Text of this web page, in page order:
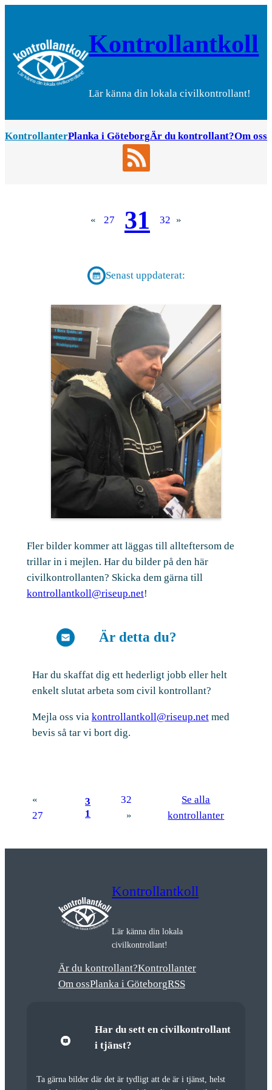
innehåll
Kontrollantkoll
Lär känna din lokala civilkontrollant!
KontrollanterPlanka i GöteborgÄr du kontrollant?Om oss
« 27 31 32 »
Senast uppdaterat:
Fler bilder kommer att läggas till allteftersom de
trillar in i mejlen. Har du bilder på den här
civilkontrollanten? Skicka dem gärna till
kontrollantkoll@riseup.net!
Är detta du?
Har du skaffat dig ett hederligt jobb eller helt
enkelt slutat arbeta som civil kontrollant?
Mejla oss via kontrollantkoll@riseup.netmed
bevis så tar vi bort dig.
«
27
3
1
32
»
Se alla
kontrollanter
Kontrollantkoll
Lär känna din lokala
civilkontrollant!
Är du kontrollant?Kontrollanter
Om ossPlanka i GöteborgRSS
Har du sett en civilkontrollant
i tjänst?
Ta gärna bilder där det är tydligt att de är i tjänst, helst